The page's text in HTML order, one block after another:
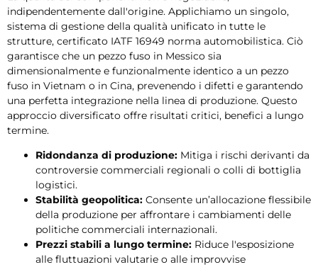
indipendentemente dall'origine. Applichiamo un singolo,
sistema di gestione della qualità unificato in tutte le
strutture, certificato IATF 16949 norma automobilistica. Ciò
garantisce che un pezzo fuso in Messico sia
dimensionalmente e funzionalmente identico a un pezzo
fuso in Vietnam o in Cina, prevenendo i difetti e garantendo
una perfetta integrazione nella linea di produzione. Questo
approccio diversificato offre risultati critici, benefici a lungo
termine.
Ridondanza di produzione: Mitiga i rischi derivanti da
controversie commerciali regionali o colli di bottiglia
logistici.
Stabilità geopolitica: Consente un’allocazione flessibile
della produzione per affrontare i cambiamenti delle
politiche commerciali internazionali.
Prezzi stabili a lungo termine: Riduce l'esposizione
alle fluttuazioni valutarie o alle improvvise